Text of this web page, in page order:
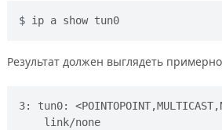
ip a show tun0
Результат должен выглядеть
3: tun0:
    link/none